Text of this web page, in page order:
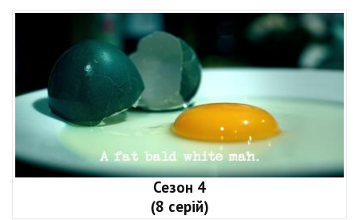
Сезон 4
(8 серій)